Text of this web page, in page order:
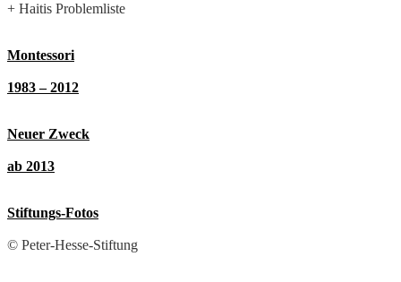
+ Haitis Problemliste
Montessori
1983 – 2012
Neuer Zweck
ab 2013
Stiftungs-Fotos
© Peter-Hesse-Stiftung